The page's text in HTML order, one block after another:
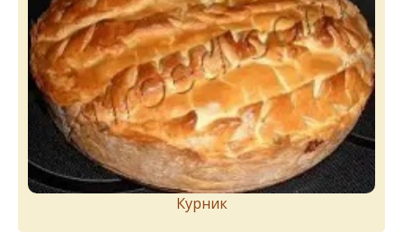
Курник